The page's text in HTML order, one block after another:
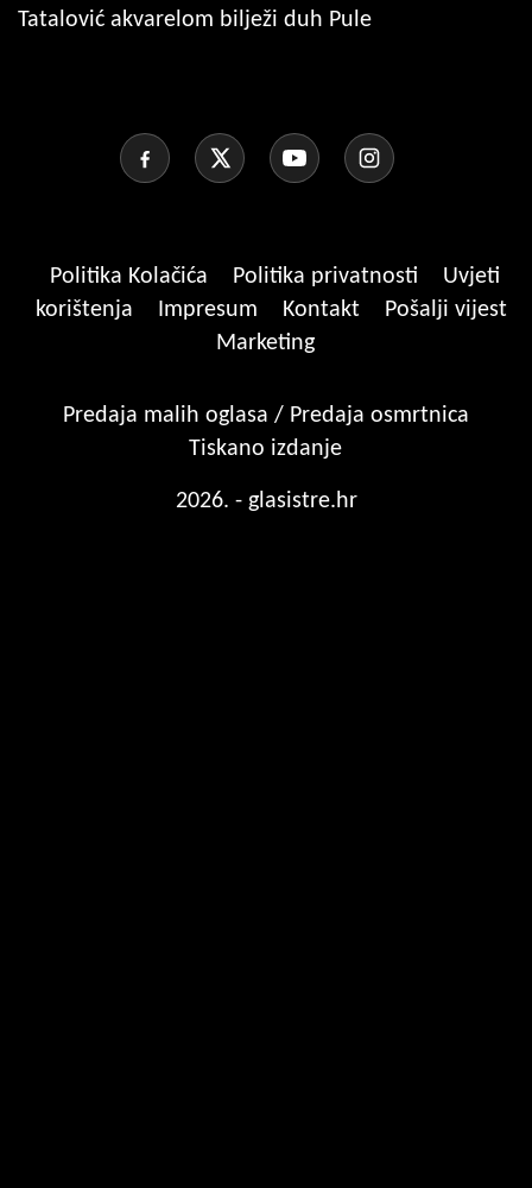
Tatalović akvarelom bilježi duh Pule
Politika Kolačića Politika privatnosti
Uvjeti
korištenja
Impresum Kontakt
Pošalji vijest
Marketing
Predaja malih oglasa / Predaja osmrtnica
Tiskano izdanje
2026. - glasistre.hr